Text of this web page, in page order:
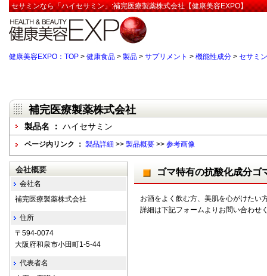
セサミンなら「ハイセサミン」:補完医療製薬株式会社【健康美容EXPO】
健康美容EXPO：TOP > 健康食品 > 製品 > サプリメント > 機能性成分 > セサミン
補完医療製薬株式会社
製品名 ： ハイセサミン
ページ内リンク ： 製品詳細 >> 製品概要 >> 参考画像
ゴマ特有の抗酸化成分ゴ
お酒をよく飲む方、美肌を心がけたい
詳細は下記フォームよりお問い合わせ
会社概要
会社名
補完医療製薬株式会社
住所
〒594-0074
大阪府和泉市小田町1-5-44
代表者名